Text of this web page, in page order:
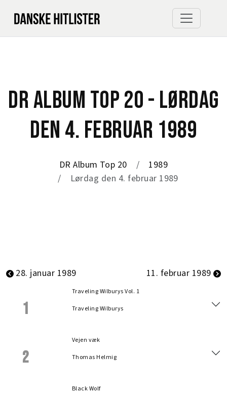
DR ALBUM TOP 20 - LØRDAG
DEN 4. FEBRUAR 1989
DR Album Top 20
1989
Lørdag den 4. februar 1989
28. januar 1989 11. februar 1989
1
Traveling Wilburys Vol. 1
Traveling Wilburys
2
Vejen væk
Thomas Helmig
Black Wolf